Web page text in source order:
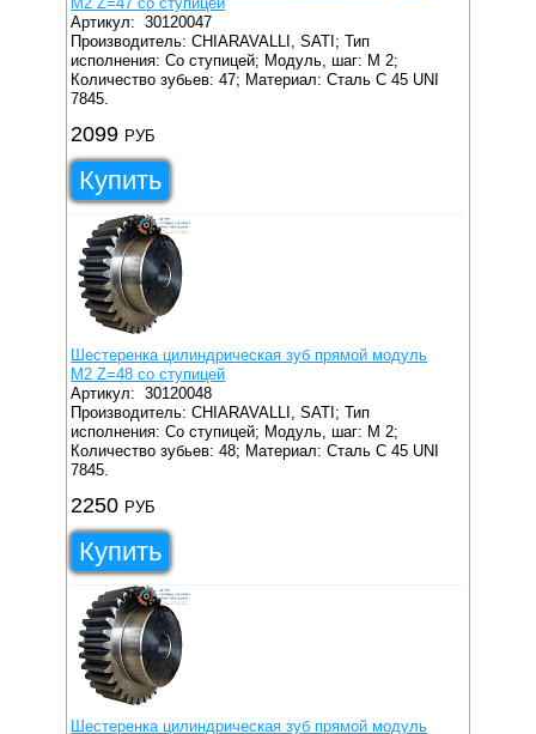
Артикул:30120047
Производитель: CHIARAVALLI, SATI; Тип
исполнения: Со ступицей; Модуль, шаг: M 2;
Количество зубьев: 47; Материал: Сталь C 45 UNI
7845.
2099 РУБ
Купить
Шестеренка цилиндрическая зуб прямой модуль
M2 Z=48 со ступицей
Артикул:30120048
Производитель: CHIARAVALLI, SATI; Тип
исполнения: Со ступицей; Модуль, шаг: M 2;
Количество зубьев: 48; Материал: Сталь C 45 UNI
7845.
2250 РУБ
Купить
Шестеренка цилиндрическая зуб прямой модуль